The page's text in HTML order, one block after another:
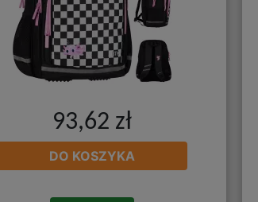
93,62 zł
DO KOSZYKA